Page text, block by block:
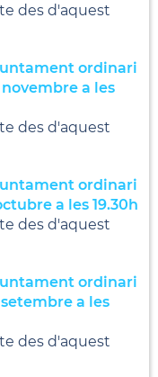
des d'aquest
ordinari
a les
des d'aquest
ordinari
a les 19.30h
des d'aquest
ordinari
a les
des d'aquest